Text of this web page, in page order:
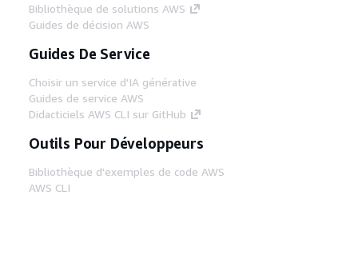
Bibliothèque de solutions AWS
Guides de décision AWS
Guides De Service
Choisir un service d'IA générative
Guides de service AWS
Didacticiels AWS CLI sur GitHub
Outils Pour Développeurs
Bibliothèque d'exemples de code AWS
AWS CLI